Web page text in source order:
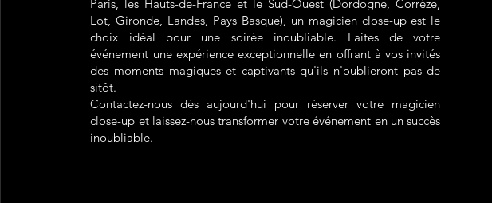
Paris, les Hauts-de-France et le Sud-Ouest (Dordogne, Corrèze,
Lot, Gironde, Landes, Pays Basque), un magicien close-up est le
choix idéal pour une soirée inoubliable. Faites de votre
événement une expérience exceptionnelle en offrant à vos invités
des moments magiques et captivants qu'ils n'oublieront pas de
sitôt.
Contactez-nous dès aujourd'hui pour réserver votre magicien
close-up et laissez-nous transformer votre événement en un succès
inoubliable.